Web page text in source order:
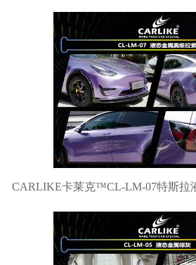
CARLIKE卡莱克™CL-LM-07特斯拉